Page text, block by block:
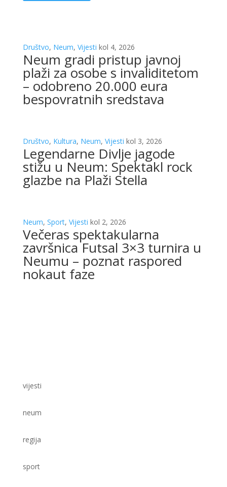
Društvo, Neum, Vijesti kol 4, 2026
Neum gradi pristup javnoj
plaži za osobe s invaliditetom
– odobreno 20.000 eura
bespovratnih sredstava
Društvo, Kultura, Neum, Vijesti kol 3, 2026
Legendarne Divlje jagode
stižu u Neum: Spektakl rock
glazbe na Plaži Stella
Neum, Sport, Vijesti kol 2, 2026
Večeras spektakularna
završnica Futsal 3×3 turnira u
Neumu – poznat raspored
nokaut faze
vijesti
neum
regija
sport